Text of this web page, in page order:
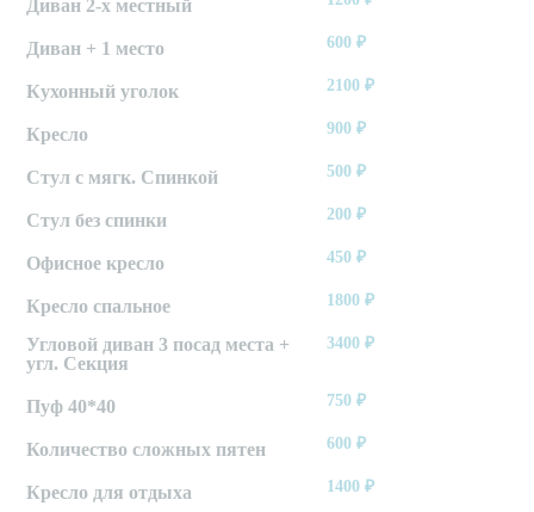
Диван 2-х местный
Диван + 1 место 600 ₽
Кухонный уголок 2100 ₽
Кресло 900 ₽
Стул с мягк. Спинкой 500 ₽
Стул без спинки 200 ₽
Офисное кресло 450 ₽
Кресло спальное 1800 ₽
Угловой диван 3 посад места +
угл. Секция
3400 ₽
Пуф 40*40 750 ₽
Количество сложных пятен 600 ₽
Кресло для отдыха 1400 ₽